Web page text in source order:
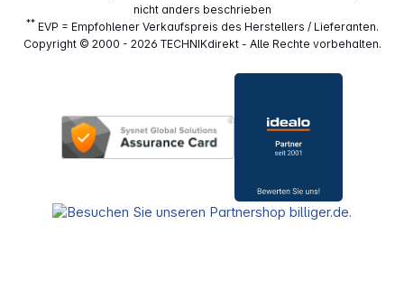
nicht anders beschrieben
**EVP = Empfohlener Verkaufspreis des Herstellers / Lieferanten.
Copyright © 2000 - 2026 TECHNIKdirekt - Alle Rechte vorbehalten.